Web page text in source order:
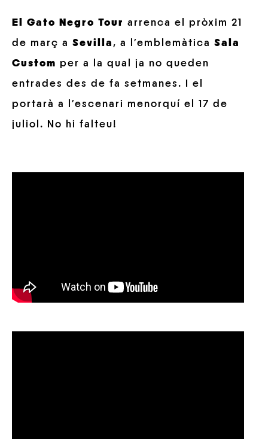
El Gato Negro Tour arrenca el pròxim 21
de març a Sevilla , a l’emblemàtica Sala
Custom per a la qual ja no queden
entrades des de fa setmanes. I el
portarà a l’escenari menorquí el 17 de
juliol. No hi falteu!